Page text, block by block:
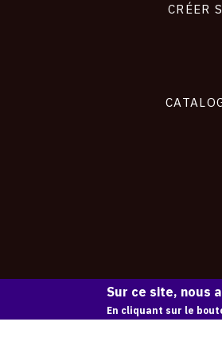
CRÉER
Sur ce site, nous
En cliquant sur le